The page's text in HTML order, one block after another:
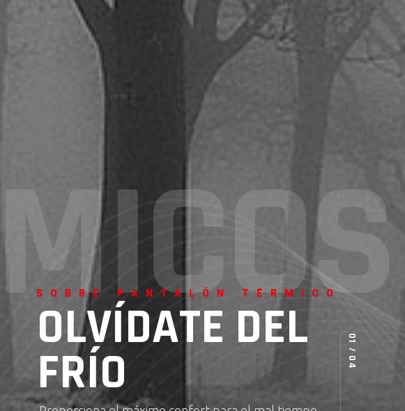
SOBRE PANTALÓN TÉRMICO
OLVÍDATE DEL
FRÍO
MICOS